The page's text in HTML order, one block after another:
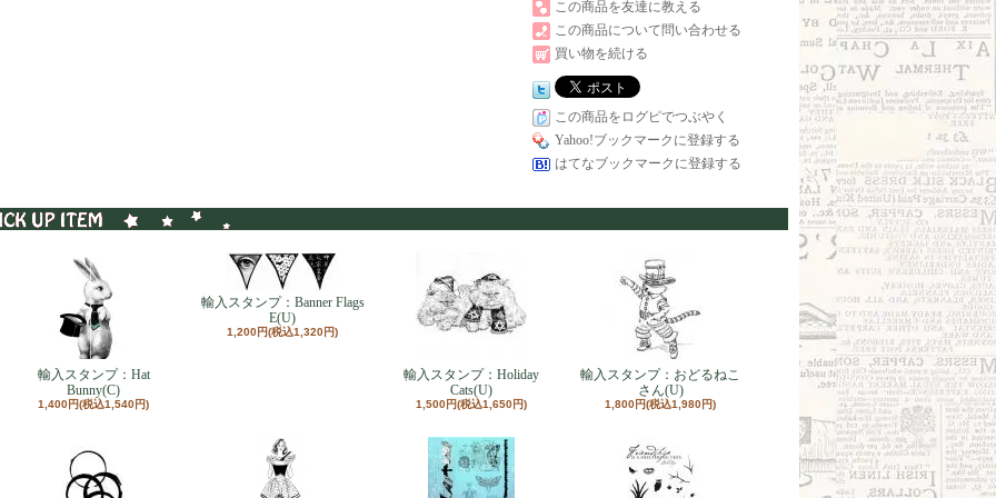
この商品を友達に教える
この商品について問い合わせる
買い物を続ける
この商品をログピでつぶやく
Yahoo!ブックマークに登録する
はてなブックマークに登録する
輸入スタンプ：Hat
Bunny(C)
1,400円(税込1,540円)
輸入スタンプ：Banner Flags
E(U)
1,200円(税込1,320円)
輸入スタンプ：Holiday
Cats(U)
1,500円(税込1,650円)
輸入スタンプ：おどるねこ
さん(U)
1,800円(税込1,980円)